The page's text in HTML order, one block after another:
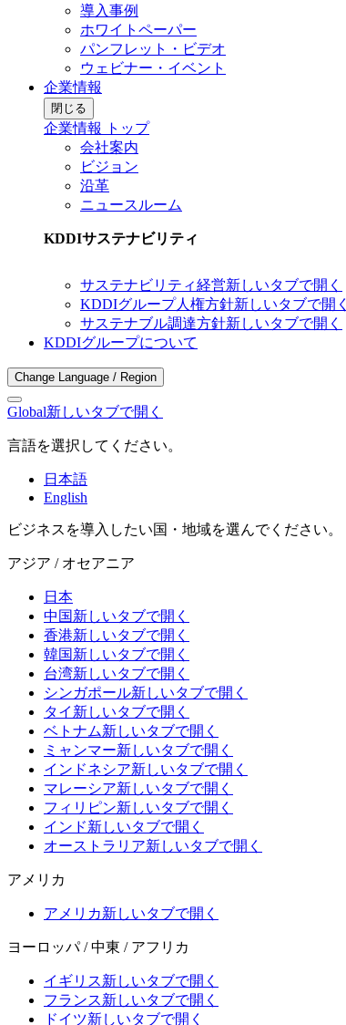
導入事例
ホワイトペーパー
パンフレット・ビデオ
ウェビナー・イベント
企業情報
閉じる
企業情報 トップ
会社案内
ビジョン
沿革
ニュースルーム
KDDIサステナビリティ
サステナビリティ経営新しいタブで開く
KDDIグループ人権方針新しいタブで開く
サステナブル調達方針新しいタブで開く
KDDIグループについて
Change Language / Region
Global新しいタブで開く
言語を選択してください。
日本語
English
ビジネスを導入したい国・地域を選んでください。
アジア / オセアニア
日本
中国新しいタブで開く
香港新しいタブで開く
韓国新しいタブで開く
台湾新しいタブで開く
シンガポール新しいタブで開く
タイ 新しいタブで開く
ベトナム新しいタブで開く
ミャンマー新しいタブで開く
インドネシア新しいタブで開く
マレーシア新しいタブで開く
フィリピン新しいタブで開く
インド新しいタブで開く
オーストラリア新しいタブで開く
アメリカ
アメリカ新しいタブで開く
ヨーロッパ / 中東 / アフリカ
イギリス新しいタブで開く
フランス新しいタブで開く
ドイツ新しいタブで開く